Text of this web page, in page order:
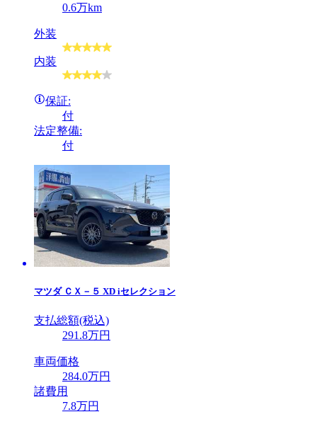
0.6万km
外装
内装
保証:
付
法定整備:
付
マツダ ＣＸ－５ XD iセレクション
支払総額(税込)
291 .8万円
車両価格
284.0万円
諸費用
7.8万円